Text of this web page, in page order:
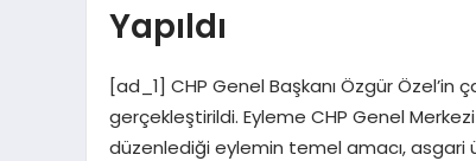
Yapıldı
[ad_1] CHP Genel Başkanı Özgür Özel’in
gerçekleştirildi. Eyleme CHP Genel
düzenlediği eylemin temel amacı, asgari